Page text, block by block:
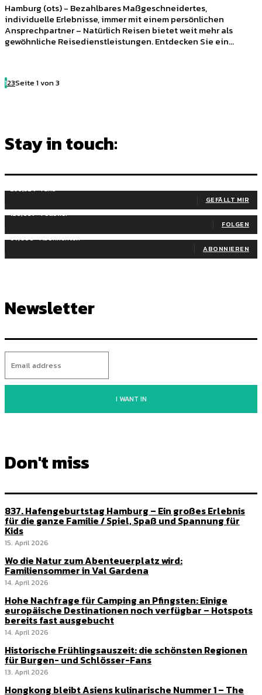
Hamburg (ots) - Bezahlbares Maßgeschneidertes,
individuelle Erlebnisse, immer mit einem persönlichen
Ansprechpartner – Natürlich Reisen bietet weit mehr als
gewöhnliche Reisedienstleistungen. Entdecken Sie ein...
123Seite 1 von 3
Stay in touch:
255,324 Fans
GEFÄLLT MIR
128,657 Follower
FOLGEN
97,058 Abonnenten
ABONNIEREN
Newsletter
I WANT IN
Don't miss
837. Hafengeburtstag Hamburg – Ein großes Erlebnis
für die ganze Familie / Spiel, Spaß und Spannung für
Kids
15. April 2026
Wo die Natur zum Abenteuerplatz wird:
Familiensommer in Val Gardena
14. April 2026
Hohe Nachfrage für Camping an Pfingsten: Einige
europäische Destinationen noch verfügbar – Hotspots
bereits fast ausgebucht
14. April 2026
Historische Frühlingsauszeit: die schönsten Regionen
für Burgen- und Schlösser-Fans
13. April 2026
Hongkong bleibt Asiens kulinarische Nummer 1 – The